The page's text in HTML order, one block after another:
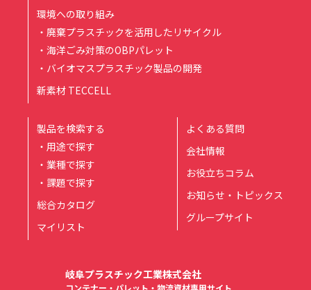
環境への取り組み
・廃棄プラスチックを活用したリサイクル
・海洋ごみ対策のOBPパレット
・バイオマスプラスチック製品の開発
新素材 TECCELL
製品を検索する
・用途で探す
・業種で探す
・課題で探す
総合カタログ
マイリスト
よくある質問
会社情報
お役立ちコラム
お知らせ・トピックス
グループサイト
岐阜プラスチック工業株式会社